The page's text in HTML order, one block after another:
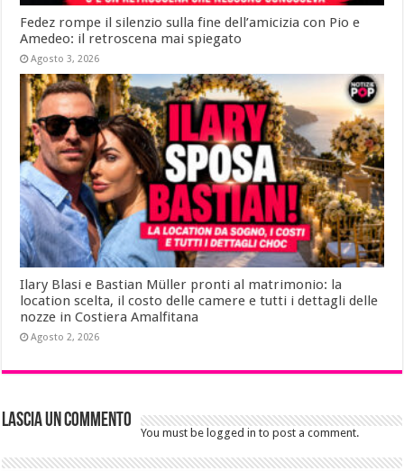
Fedez rompe il silenzio sulla fine dell’amicizia con Pio e
Amedeo: il retroscena mai spiegato
Agosto 3, 2026
Ilary Blasi e Bastian Müller pronti al matrimonio: la
location scelta, il costo delle camere e tutti i dettagli delle
nozze in Costiera Amalfitana
Agosto 2, 2026
Lascia un commento
You must be logged in to post a comment.